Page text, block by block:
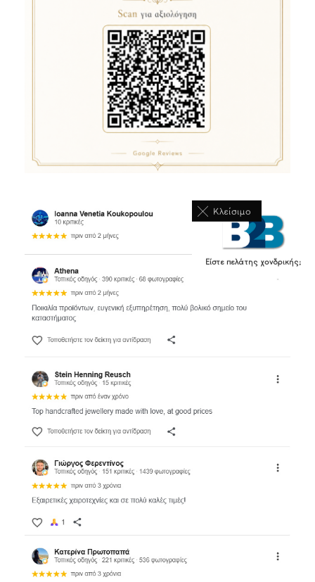
Κλείσιμο
Είστε πελάτης χονδρικής;